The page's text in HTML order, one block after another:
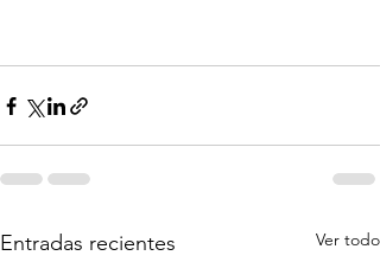
Entradas recientes Ver todo